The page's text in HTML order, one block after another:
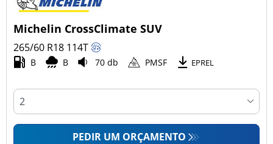
Michelin CrossClimate SUV
265/60 R18 114T
B B 70 db PMSF EPREL
PEDIR UM ORÇAMENTO